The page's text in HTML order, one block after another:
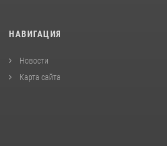
НАВИГАЦИЯ
Новости
Карта сайта